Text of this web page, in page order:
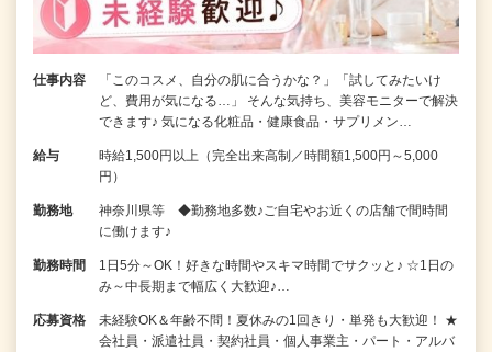
仕事内容
「このコスメ、自分の肌に合うかな？」「試してみたいけ
ど、費用が気になる…」 そんな気持ち、美容モニターで解決
できます♪ 気になる化粧品・健康食品・サプリメン…
給与
時給1,500円以上（完全出来高制／時間額1,500円～5,000
円）
勤務地
神奈川県等 ◆勤務地多数♪ご自宅やお近くの店舗で間時間
に働けます♪
勤務時間
1日5分～OK！好きな時間やスキマ時間でサクッと♪ ☆1日の
み～中長期まで幅広く大歓迎♪…
応募資格
未経験OK＆年齢不問！夏休みの1回きり・単発も大歓迎！ ★
会社員・派遣社員・契約社員・個人事業主・パート・アルバ